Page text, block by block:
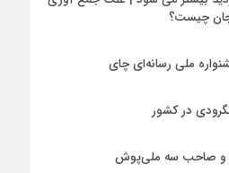
چیست؟
ملی رسانه‌ای چای
در کشور
و صاحب سه ملی‌پوش